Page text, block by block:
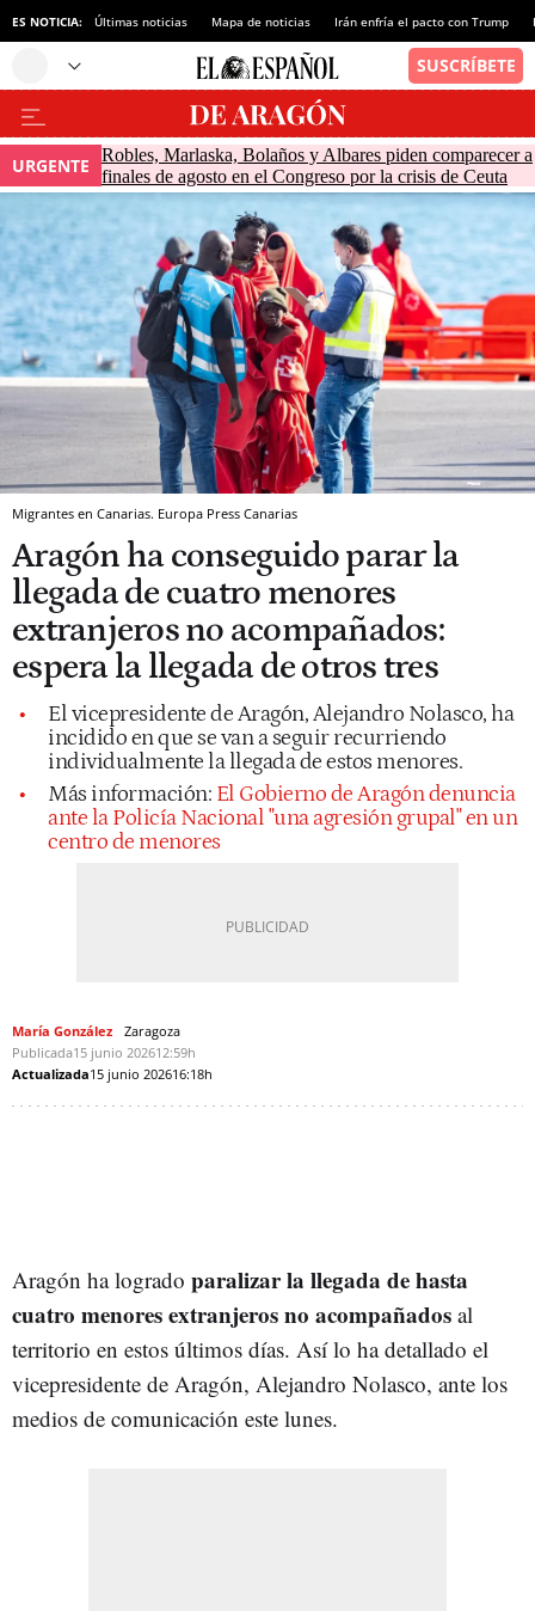
ES NOTICIA: Últimas noticias Mapa de noticias Irán enfría el pacto con Trump
URGENTE
Robles, Marlaska, Bolaños y Albares piden comparecer a
finales de agosto en el Congreso por la crisis de Ceuta
Migrantes en Canarias. Europa Press Canarias
Aragón ha conseguido parar la
llegada de cuatro menores
extranjeros no acompañados:
espera la llegada de otros tres
El vicepresidente de Aragón, Alejandro Nolasco, ha
incidido en que se van a seguir recurriendo
individualmente la llegada de estos menores.
Más información: El Gobierno de Aragón denuncia
ante la Policía Nacional "una agresión grupal" en un
centro de menores
María González
Zaragoza
Publicada15 junio 202612:59h
Actualizada15 junio 202616:18h
Aragón ha logrado paralizar la llegada de hasta
cuatro menores extranjeros no acompañados al
territorio en estos últimos días. Así lo ha detallado el
vicepresidente de Aragón, Alejandro Nolasco, ante los
medios de comunicación este lunes.